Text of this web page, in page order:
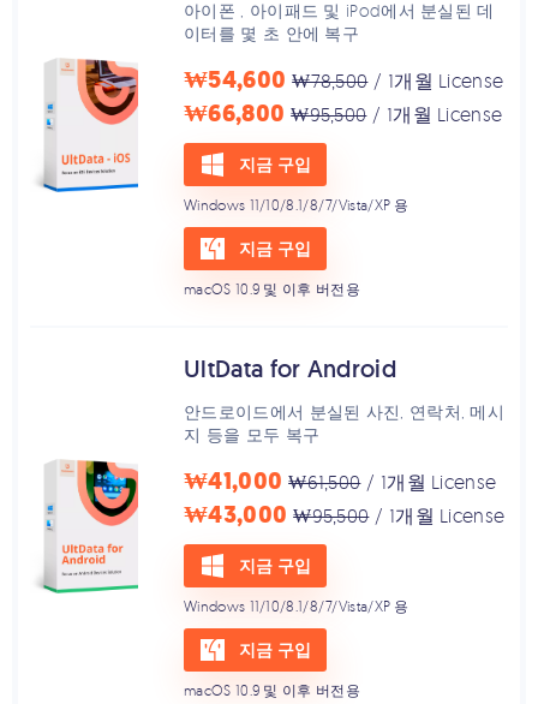
아이폰 , 아이패드 및 iPod에서 분실된 데
이터를 몇 초 안에 복구
₩54,600 ₩78,500 / 1개월 License
₩66,800 ₩95,500 / 1개월 License
지금 구입
Windows 11/10/8.1/8/7/Vista/XP 용
지금 구입
macOS 10.9 및 이후 버전용
UltData for Android
안드로이드에서 분실된 사진, 연락처, 메시
지 등을 모두 복구
₩41,000 ₩61,500 / 1개월 License
₩43,000 ₩95,500 / 1개월 License
지금 구입
Windows 11/10/8.1/8/7/Vista/XP 용
지금 구입
macOS 10.9 및 이후 버전용